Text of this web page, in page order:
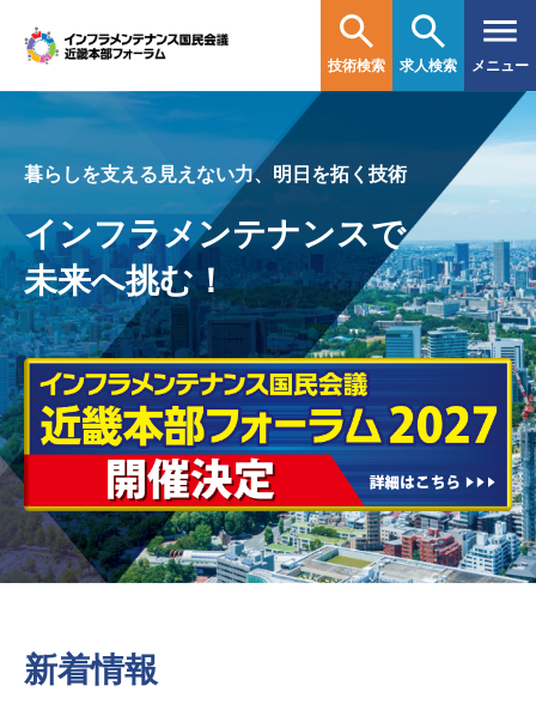
技術検索 求人検索 メニュー
暮らしを支える見えない力、明日を拓く技術
インフラメンテナンスで
未来へ挑む！
新着情報